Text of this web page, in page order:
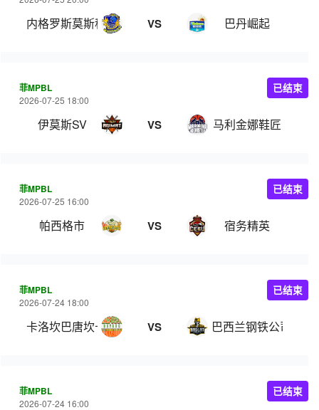
内格罗斯莫斯科瓦多斯 VS 巴丹崛起
菲MPBL
2026-07-25 18:00
伊莫斯SV VS 马利金娜鞋匠
已结束
菲MPBL
2026-07-25 16:00
帕西格市 VS 宿务精英
已结束
菲MPBL
2026-07-24 18:00
卡洛坎巴唐坎卡洛 VS 巴西兰钢铁公司
已结束
菲MPBL
2026-07-24 16:00
已结束